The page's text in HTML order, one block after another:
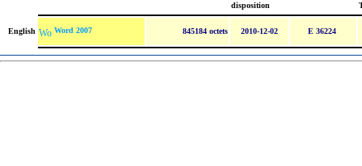
disposition
English Word 2007 845184 octets 2010-12-02 E 36224